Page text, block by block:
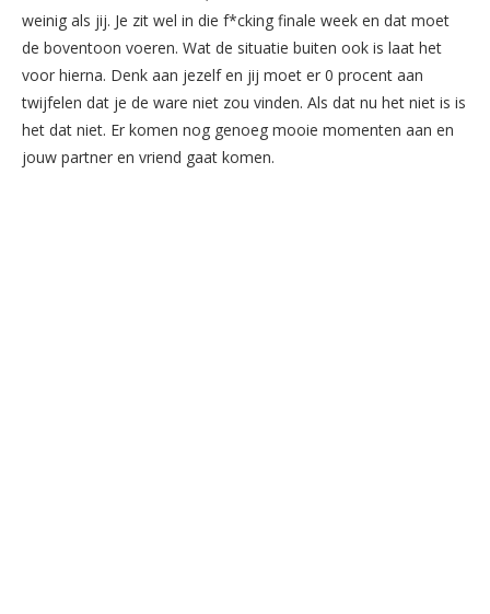
weinig als jij. Je zit wel in die f*cking finale week en dat moet
de boventoon voeren. Wat de situatie buiten ook is laat het
voor hierna. Denk aan jezelf en jij moet er 0 procent aan
twijfelen dat je de ware niet zou vinden. Als dat nu het niet is is
het dat niet. Er komen nog genoeg mooie momenten aan en
jouw partner en vriend gaat komen.